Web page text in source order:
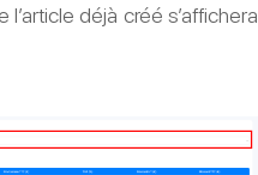
déjà créé s’affichera